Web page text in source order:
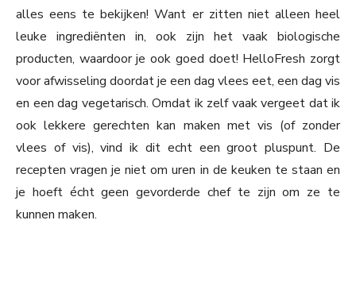
alles eens te bekijken! Want er zitten niet alleen heel
leuke ingrediënten in, ook zijn het vaak biologische
producten, waardoor je ook goed doet! HelloFresh zorgt
voor afwisseling doordat je een dag vlees eet, een dag vis
en een dag vegetarisch. Omdat ik zelf vaak vergeet dat ik
ook lekkere gerechten kan maken met vis (of zonder
vlees of vis), vind ik dit echt een groot pluspunt. De
recepten vragen je niet om uren in de keuken te staan en
je hoeft écht geen gevorderde chef te zijn om ze te
kunnen maken.